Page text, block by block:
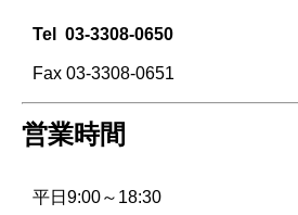
Tel 03-3308-0650
Fax 03-3308-0651
営業時間
平日9:00～18:30